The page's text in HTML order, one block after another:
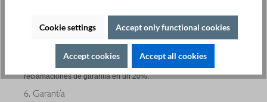
vendedora, que surgen para él a través de la conexión de los
bienes sujetos a retención de la titularidad con un bien contra un
tercero; la vendedora acepta esta cesión ya.
5.2.4. La vendedora se obliga a liberar sus propias certezas a
reclamaciones de garantía en un 20%.
6. Garantía
Cookie settings Accept only functional cookies
Accept cookies Accept all cookies